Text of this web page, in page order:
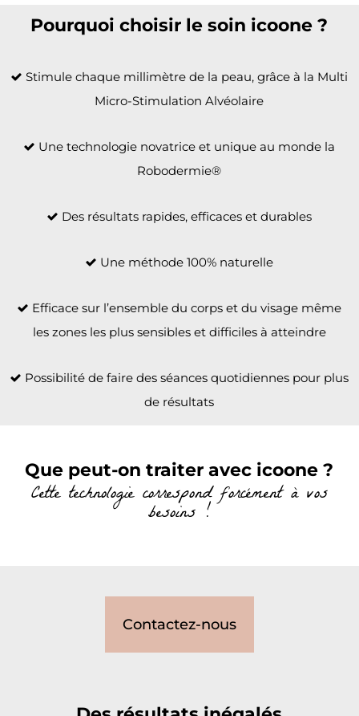
Pourquoi choisir le soin icoone ?
Stimule chaque millimètre de la peau, grâce à la Multi
Micro-Stimulation Alvéolaire
Une technologie novatrice et unique au monde la
Robodermie®
Des résultats rapides, efficaces et durables
Une méthode 100% naturelle
Efficace sur l’ensemble du corps et du visage même
les zones les plus sensibles et difficiles à atteindre
Possibilité de faire des séances quotidiennes pour plus
de résultats
Que peut-on traiter avec icoone ?
Cette technologie correspond forcément à vos
besoins !
Contactez-nous